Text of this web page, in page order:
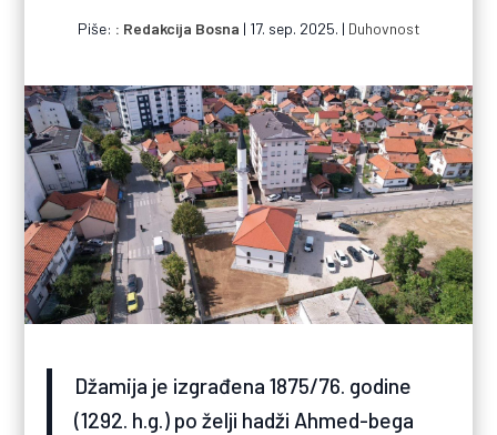
Piše: Redakcija Bosna | 17. sep. 2025. | Duhovnost
Džamija je izgrađena 1875/76. godine
(1292. h.g.) po želji hadži Ahmed-bega